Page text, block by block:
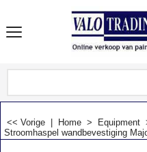
<< Vorige Home > Equipment
Stroomhaspel wandbevestiging